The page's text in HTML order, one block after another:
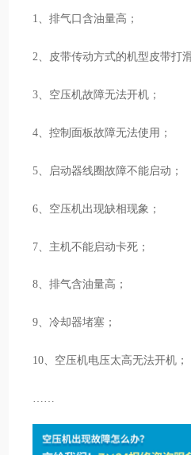
1、排气口含油量高；
2、皮带传动方式的机型皮带打
3、空压机故障无法开机；
4、控制面板故障无法使用；
5、启动器线圈故障不能启动；
6、空压机出现缺相现象；
7、主机不能启动卡死；
8、排气含油量高；
9、冷却器堵塞；
10、空压机电压太高无法开机；